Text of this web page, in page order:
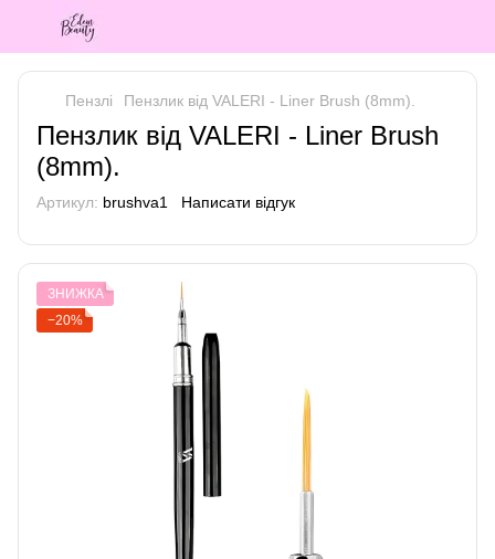
Пензлі Пензлик від VALERI - Liner Brush (8mm).
Пензлик від VALERI - Liner Brush
(8mm).
Артикул: brushva1 Написати відгук
ЗНИЖКА
−20%